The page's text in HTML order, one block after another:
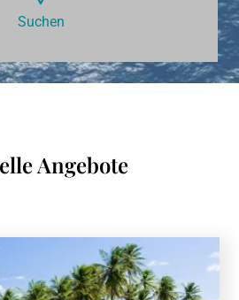
Suchen
Angebote